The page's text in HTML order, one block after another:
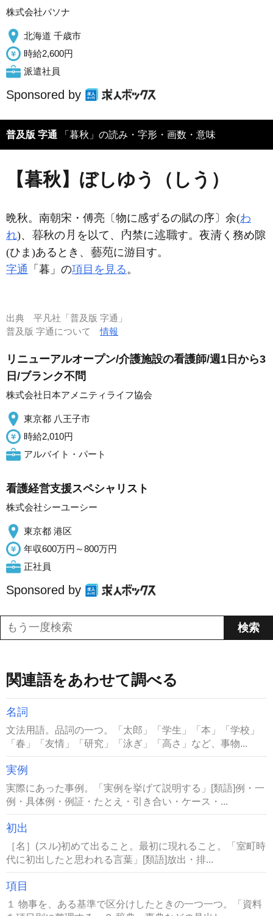
株式会社パソナ
北海道 千歳市
時給2,600円
派遣社員
Sponsored by
普及版 字通 「暮秋」の読み・字形・画数・意味
【暮秋】ぼしゆう（しう）
晩秋。南朝宋・傅亮〔物に感ずるの賦の序〕余(わ
れ)、 秋の を以て、 禁に す。夜
く務め隙
(ひま)あるとき、
に游目す。
字通 「暮」の項目を見る。
出典 平凡社「普及版 字通」
普及版 字通について情報
リニューアルオープン/介護施設の看護師/週1日から3
日/ブランク不問
株式会社日本アメニティライフ協会
東京都 八王子市
時給2,010円
アルバイト・パート
看護経営支援スペシャリスト
株式会社シーユーシー
東京都 港区
年収600万円～800万円
正社員
Sponsored by
関連語をあわせて調べる
名詞
文法用語。品詞の一つ。「太郎」「学生」「本」「学校」
「春」「友情」「研究」「泳ぎ」「高さ」など、事物...
実例
実際にあった事例。「実例を挙げて説明する」[類語]例・一
例・具体例・例証・たとえ・引き合い・ケース・...
初出
［名］(スル)初めて出ること。最初に現れること。「室町時
代に初出したと思われる言葉」[類語]放出・排...
項目
１ 物事を、ある基準で区分けしたときの一つ一つ。「資料